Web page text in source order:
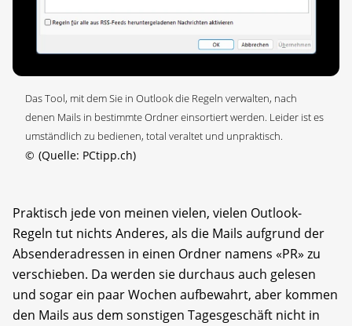
Das Tool, mit dem Sie in Outlook die Regeln verwalten, nach
denen Mails in bestimmte Ordner einsortiert werden. Leider ist es
umständlich zu bedienen, total veraltet und unpraktisch.
© (Quelle: PCtipp.ch)
Praktisch jede von meinen vielen, vielen Outlook-
Regeln tut nichts Anderes, als die Mails aufgrund der
Absenderadressen in einen Ordner namens «PR» zu
verschieben. Da werden sie durchaus auch gelesen
und sogar ein paar Wochen aufbewahrt, aber kommen
den Mails aus dem sonstigen Tagesgeschäft nicht in